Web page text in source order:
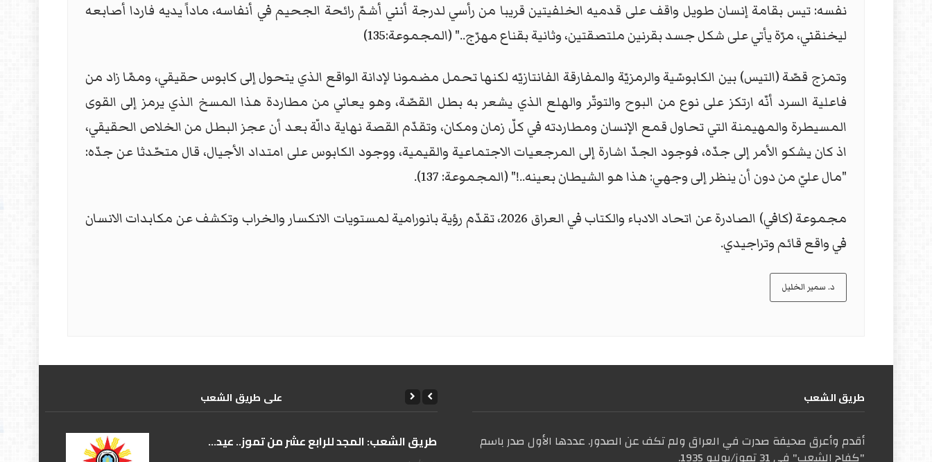
نفسه: تيس بقامة إنسان طويل واقف على قدميه الخلفيتين قريبا من رأسي لدرجة أنني أشمّ رائحة الجحيم في أنفاسه، ماداً يديه فاردا أصابعه
ليخنقني، مرّة يأتي على شكل جسد بقرنين ملتصقتين، وثانية بقناع مهرّج.." (المجموعة:135)
وتمزج قصّة (التيس) بين الكابوسّية والرمزيّة والمفارقة الفانتازيّه لكنها تحمل مضمونا لإدانة الواقع الذي يتحول إلى كابوس حقيقي، وممّا زاد من
فاعلية السرد أنّه ارتكز على نوع من البوح والتوتّر والهلع الذي يشعر به بطل القصّة، وهو يعاني من مطاردة هذا المسخ الذي يرمز إلى القوى
المسيطرة والمهيمنة التي تحاول قمع الإنسان ومطاردته في كلّ زمان ومكان، وتقدّم القصة نهاية دالّة بعد أن عجز البطل من الخلاص الحقيقي،
اذ كان يشكو الأمر إلى جدّه، فوجود الجدّ اشارة إلى المرجعيات الاجتماعية والقيمية، ووجود الكابوس على امتداد الأجيال، قال متحّدثا عن جدّه:
"مال عليّ من دون أن ينظر إلى وجهي: هذا هو الشيطان بعينه..!" (المجموعة: 137).
مجموعة (كافي) الصادرة عن اتحاد الادباء والكتاب في العراق 2026، تقدّم رؤية بانورامية لمستويات الانكسار والخراب وتكشف عن مكابدات الانسان
في واقع قائم وتراجيدي.
د. سمير الخليل
طریق الشعب
أقدم وأعرق صحيفة صدرت في العراق ولم تكف عن الصدور. عددها الأول صدر باسم
علی طریق الشعب
على طريق الشعب: المجد للرابع عشر من تموز.. عيد...